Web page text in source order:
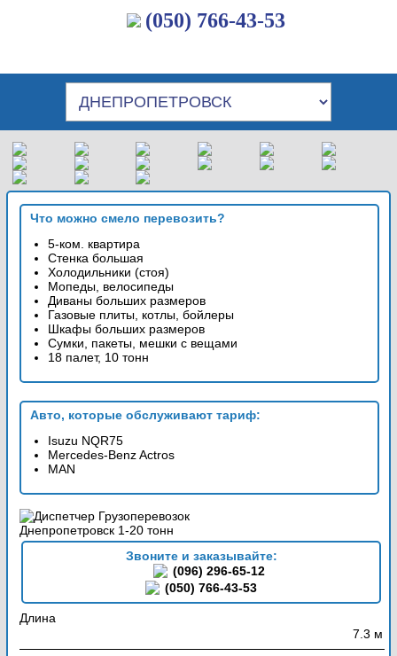
(050) 766-43-53
Что можно смело перевозить?
5-ком. квартира
Стенка большая
Холодильники (стоя)
Мопеды, велосипеды
Диваны больших размеров
Газовые плиты, котлы, бойлеры
Шкафы больших размеров
Сумки, пакеты, мешки с вещами
18 палет, 10 тонн
Авто, которые обслуживают тариф:
Isuzu NQR75
Mercedes-Benz Actros
MAN
Звоните и заказывайте:
(096) 296-65-12
(050) 766-43-53
Длина
7.3 м